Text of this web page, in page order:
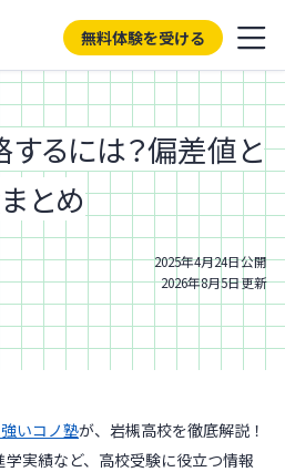
無料体験を受ける
るには？偏差値と
とめ
2025年4月24日公開
2026年8月5日更新
いコノ塾が、岩槻高校を徹底解説！
実績など、高校受験に役立つ情報